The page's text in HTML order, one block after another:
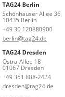
TAG24 Berlin
Schönhauser Allee 36
10435 Berlin
+49 30 120880900
berlin@tag24.de
TAG24 Dresden
Ostra-Allee 18
01067 Dresden
+49 351 888-2424
dresden@tag24.de